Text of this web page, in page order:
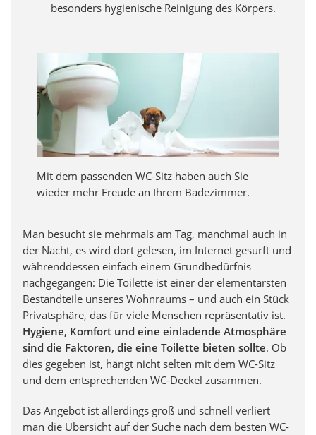
besonders hygienische Reinigung des Körpers.
Mit dem passenden WC-Sitz haben auch Sie
wieder mehr Freude an Ihrem Badezimmer.
Man besucht sie mehrmals am Tag, manchmal auch in
der Nacht, es wird dort gelesen, im Internet gesurft und
währenddessen einfach einem Grundbedürfnis
nachgegangen: Die Toilette ist einer der elementarsten
Bestandteile unseres Wohnraums – und auch ein Stück
Privatsphäre, das für viele Menschen repräsentativ ist.
Hygiene, Komfort und eine einladende Atmosphäre
sind die Faktoren, die eine Toilette bieten sollte. Ob
dies gegeben ist, hängt nicht selten mit dem WC-Sitz
und dem entsprechenden WC-Deckel zusammen.
Das Angebot ist allerdings groß und schnell verliert
man die Übersicht auf der Suche nach dem besten WC-